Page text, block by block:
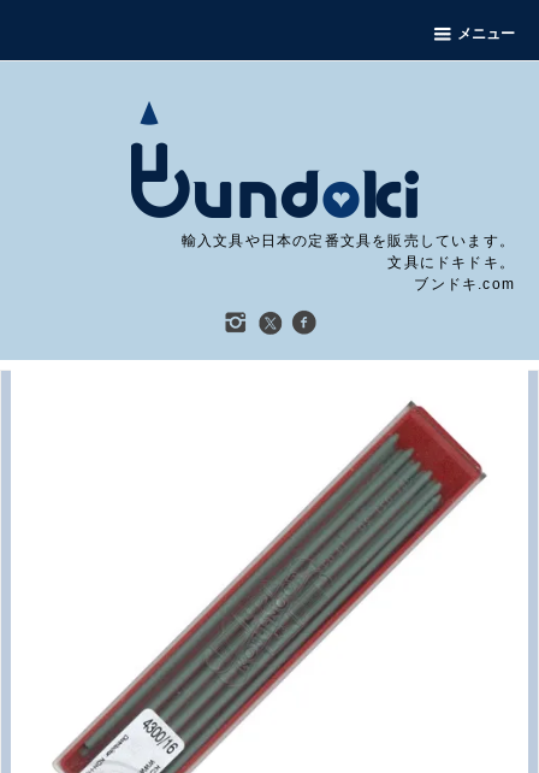
メニュー
輸入文具や日本の定番文具を販売しています。
文具にドキドキ。
ブンドキ.com